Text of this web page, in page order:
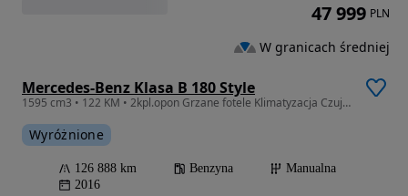
Mercedes-Benz Klasa B 180 Style
1595 cm3 • 122 KM • 2kpl.opon Grzane fotele Klimatyzacja Czujniki Navi Bluetooth GWARANCJA
Wyróżnione
126 888 km Benzyna
Manualna
2016
47 999 PLN
W granicach średniej